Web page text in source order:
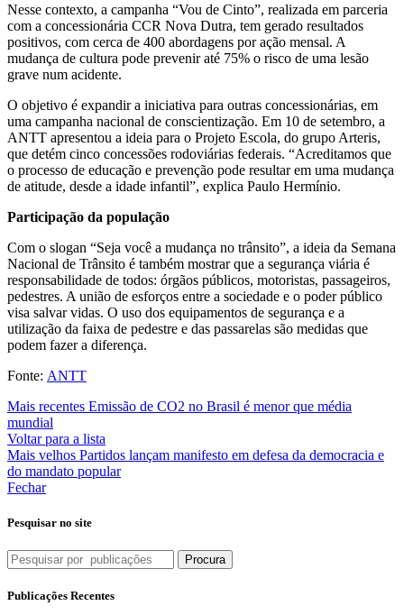
Nesse contexto, a campanha “Vou de Cinto”, realizada em parceria
com a concessionária CCR Nova Dutra, tem gerado resultados
positivos, com cerca de 400 abordagens por ação mensal. A
mudança de cultura pode prevenir até 75% o risco de uma lesão
grave num acidente.
O objetivo é expandir a iniciativa para outras concessionárias, em
uma campanha nacional de conscientização. Em 10 de setembro, a
ANTT apresentou a ideia para o Projeto Escola, do grupo Arteris,
que detém cinco concessões rodoviárias federais. “Acreditamos que
o processo de educação e prevenção pode resultar em uma mudança
de atitude, desde a idade infantil”, explica Paulo Hermínio.
Participação da população
Com o slogan “Seja você a mudança no trânsito”, a ideia da Semana
Nacional de Trânsito é também mostrar que a segurança viária é
responsabilidade de todos: órgãos públicos, motoristas, passageiros,
pedestres. A união de esforços entre a sociedade e o poder público
visa salvar vidas. O uso dos equipamentos de segurança e a
utilização da faixa de pedestre e das passarelas são medidas que
podem fazer a diferença.
Fonte: ANTT
Mais recentes Emissão de CO2 no Brasil é menor que média
mundial
Voltar para a lista
Mais velhos Partidos lançam manifesto em defesa da democracia e
do mandato popular
Fechar
Pesquisar no site
Procura
Publicações Recentes